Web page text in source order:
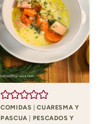
COMIDAS |CUARESMA Y
PASCUA
PESCADOS Y